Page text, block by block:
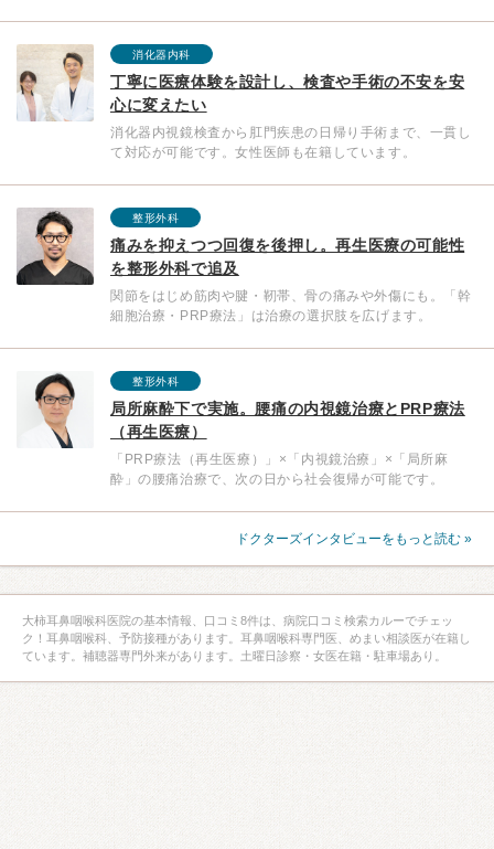
消化器内科
丁寧に医療体験を設計し、検査や手術の不安を安
心に変えたい
消化器内視鏡検査から肛門疾患の日帰り手術まで、一貫し
て対応が可能です。女性医師も在籍しています。
整形外科
痛みを抑えつつ回復を後押し。再生医療の可能性
を整形外科で追及
関節をはじめ筋肉や腱・靭帯、骨の痛みや外傷にも。「幹
細胞治療・PRP療法」は治療の選択肢を広げます。
整形外科
局所麻酔下で実施。腰痛の内視鏡治療とPRP療法
（再生医療）
「PRP療法（再生医療）」×「内視鏡治療」×「局所麻
酔」の腰痛治療で、次の日から社会復帰が可能です。
ドクターズインタビューをもっと読む »
大柿耳鼻咽喉科医院の基本情報、口コミ8件は、病院口コミ検索カルーでチェッ
ク！耳鼻咽喉科、予防接種があります。耳鼻咽喉科専門医、めまい相談医が在籍し
ています。補聴器専門外来があります。土曜日診察・女医在籍・駐車場あり。